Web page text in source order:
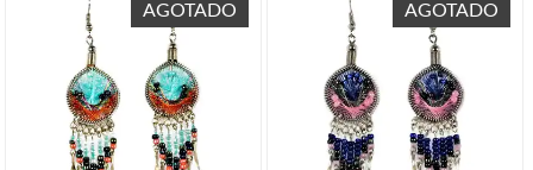
AGOTADO AGOTADO